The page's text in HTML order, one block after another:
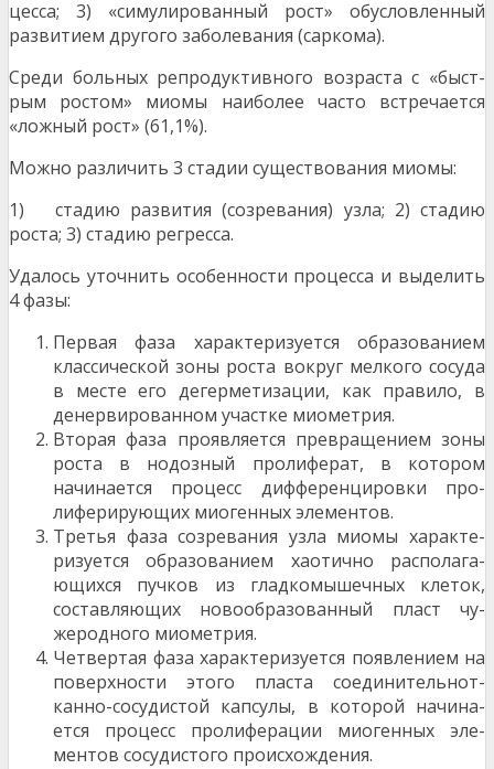
цесса; 3) «симулированный рост» обусловленный
развитием другого заболевания (саркома).
Среди больных репродуктивного возраста с «быст­
рым ростом» миомы наиболее часто встречается
«ложный рост» (61,1%).
Можно различить 3 стадии существования миомы:
1) стадию развития (созревания) узла; 2) стадию
роста; 3) стадию регресса.
Удалось уточнить особенности процесса и выде­лить
4 фазы:
Первая фаза характеризуется образованием
классической зоны роста вокруг мелкого сосу­да
в месте его дегерметизации, как правило, в
денервированном участке миометрия.
Вторая фаза проявляется превращением зо­ны
роста в нодозный пролиферат, в котором
начинается процесс дифференцировки про­
лиферирующих миогенных элементов.
Третья фаза созревания узла миомы характе­
ризуется образованием хаотично располага­
ющихся пучков из гладкомышечных клеток,
составляющих новообразованный пласт чу­
жеродного миометрия.
Четвертая фаза характеризуется появлением на
поверхности этого пласта соединительнот­
канно-сосудистой капсулы, в которой начина­
ется процесс пролиферации миогенных эле­
ментов сосудистого происхождения.